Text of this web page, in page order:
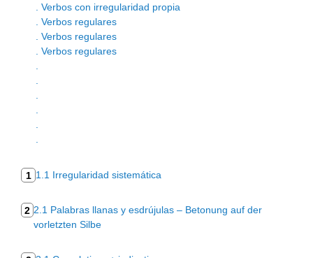
. Verbos con irregularidad propia
. Verbos regulares
. Verbos regulares
. Verbos regulares
.
.
.
.
.
.
1 1.1 Irregularidad sistemática
2 2.1 Palabras llanas y esdrújulas – Betonung auf der
vorletzten Silbe